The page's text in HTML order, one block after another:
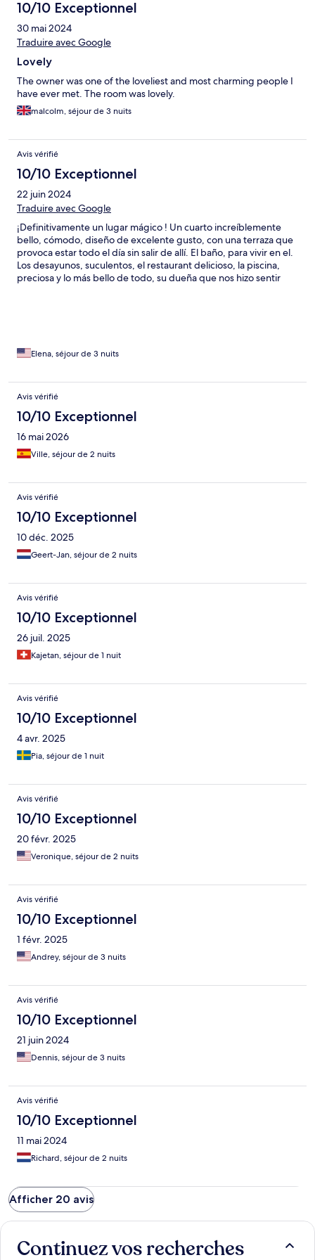
10/10 Exceptionnel
30 mai 2024
Traduire avec Google
Lovely
The owner was one of the loveliest and most charming people I
have ever met. The room was lovely.
malcolm, séjour de 3 nuits
Avis vérifié
10/10 Exceptionnel
22 juin 2024
Traduire avec Google
¡Definitivamente un lugar mágico ! Un cuarto increíblemente
bello, cómodo, diseño de excelente gusto, con una terraza que
provoca estar todo el día sin salir de allí. El baño, para vivir en el.
Los desayunos, suculentos, el restaurant delicioso, la piscina,
preciosa y lo más bello de todo, su dueña que nos hizo sentir
Elena, séjour de 3 nuits
Avis vérifié
10/10 Exceptionnel
16 mai 2026
Ville, séjour de 2 nuits
Avis vérifié
10/10 Exceptionnel
10 déc. 2025
Geert-Jan, séjour de 2 nuits
Avis vérifié
10/10 Exceptionnel
26 juil. 2025
Kajetan, séjour de 1 nuit
Avis vérifié
10/10 Exceptionnel
4 avr. 2025
Pia, séjour de 1 nuit
Avis vérifié
10/10 Exceptionnel
20 févr. 2025
Veronique, séjour de 2 nuits
Avis vérifié
10/10 Exceptionnel
1 févr. 2025
Andrey, séjour de 3 nuits
Avis vérifié
10/10 Exceptionnel
21 juin 2024
Dennis, séjour de 3 nuits
Avis vérifié
10/10 Exceptionnel
11 mai 2024
Richard, séjour de 2 nuits
Afficher 20 avis
Continuez vos recherches